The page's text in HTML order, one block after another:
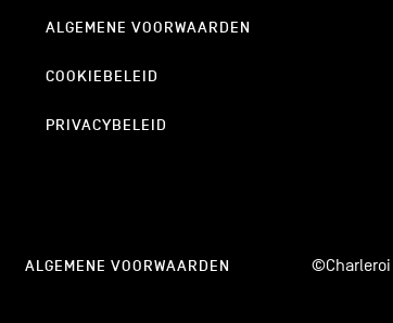
ALGEMENE VOORWAARDEN
COOKIEBELEID
PRIVACYBELEID
ALGEMENE VOORWAARDEN